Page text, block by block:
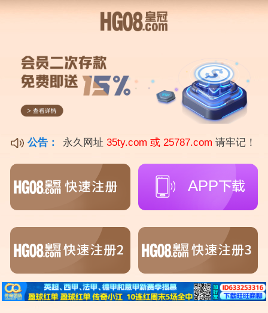
电子游戏十大正规官方网址{PG电子爆奖视频
31888.ME }
今天给各位分享电子游戏十大正规官方网址的知识，其中也会
对可以赢钱的网站游戏牛牛进行解释，如果能碰巧解决你现在
面临的问题，别忘了关注本站，现在开始吧！
本文目录一览：
1、技校十大吃香专业
未来十大热门行业有哪些?
3、 目前就业前景最好的十大专业都有哪些